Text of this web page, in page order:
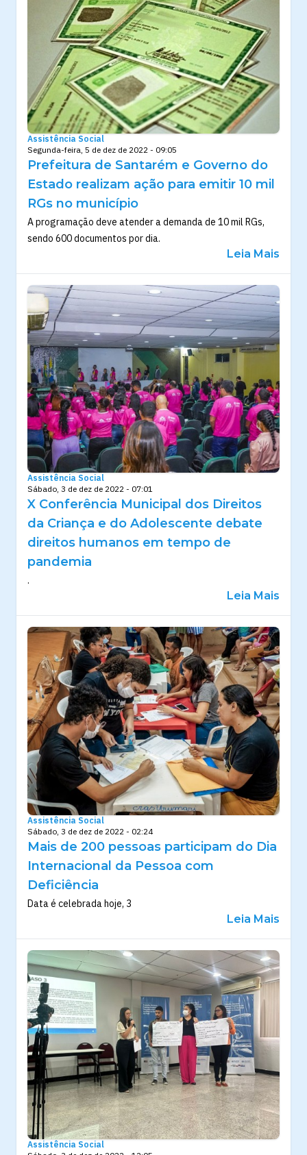
Assistência Social
Segunda-feira, 5 de dez de 2022 - 09:05
Prefeitura de Santarém e Governo do
Estado realizam ação para emitir 10 mil
RGs no município
A programação deve atender a demanda de 10 mil RGs,
sendo 600 documentos por dia.
Leia Mais
Assistência Social
Sábado, 3 de dez de 2022 - 07:01
X Conferência Municipal dos Direitos
da Criança e do Adolescente debate
direitos humanos em tempo de
pandemia
.
Leia Mais
Assistência Social
Sábado, 3 de dez de 2022 - 02:24
Mais de 200 pessoas participam do Dia
Internacional da Pessoa com
Deficiência
Data é celebrada hoje, 3
Leia Mais
Assistência Social